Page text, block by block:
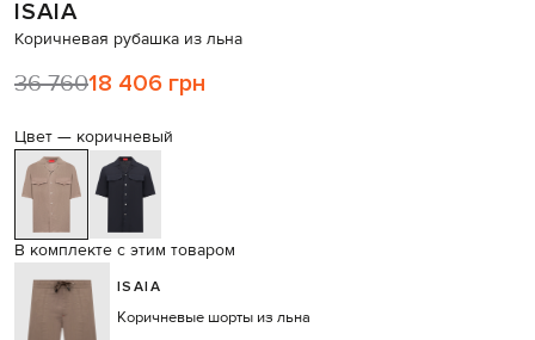
Похожие товары
ISAIA
Коричневая рубашка из льна
36 76018 406 грн
Цвет — коричневый
В комплекте с этим товаром
ISAIA
Коричневые шорты из льна